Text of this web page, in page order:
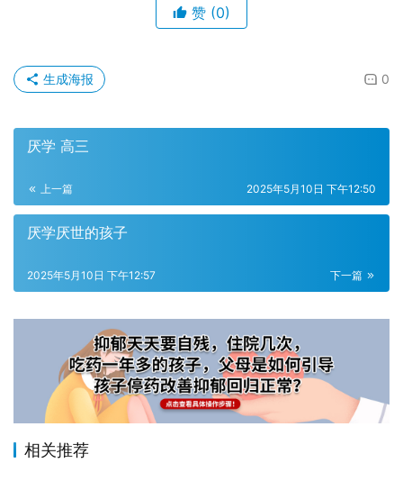
赞 (0)
0
生成海报
厌学 高三
上一篇 2025年5月10日 下午12:50
厌学厌世的孩子
下一篇
2025年5月10日 下午12:57
相关推荐